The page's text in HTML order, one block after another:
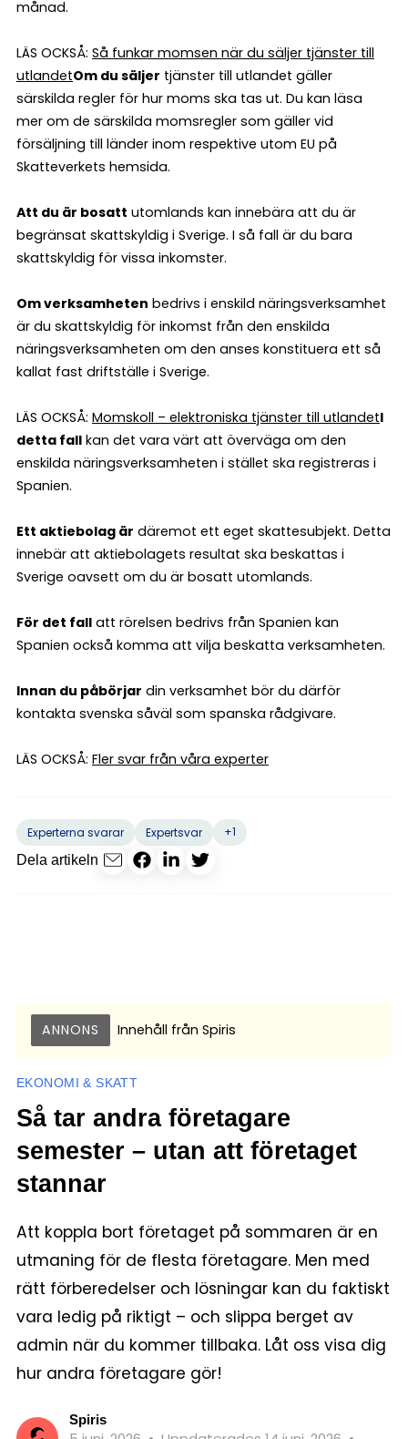
månad.
LÄS OCKSÅ: Så funkar momsen när du säljer tjänster till
utlandetOm du säljer tjänster till utlandet gäller
särskilda regler för hur moms ska tas ut. Du kan läsa
mer om de särskilda momsregler som gäller vid
försäljning till länder inom respektive utom EU på
Skatteverkets hemsida.
Att du är bosatt utomlands kan innebära att du är
begränsat skattskyldig i Sverige. I så fall är du bara
skattskyldig för vissa inkomster.
Om verksamheten bedrivs i enskild näringsverksamhet
är du skattskyldig för inkomst från den enskilda
näringsverksamheten om den anses konstituera ett så
kallat fast driftställe i Sverige.
LÄS OCKSÅ: Momskoll – elektroniska tjänster till utlandetI
detta fall kan det vara värt att överväga om den
enskilda näringsverksamheten i stället ska registreras i
Spanien.
Ett aktiebolag är däremot ett eget skattesubjekt. Detta
innebär att aktiebolagets resultat ska beskattas i
Sverige oavsett om du är bosatt utomlands.
För det fall att rörelsen bedrivs från Spanien kan
Spanien också komma att vilja beskatta verksamheten.
Innan du påbörjar din verksamhet bör du därför
kontakta svenska såväl som spanska rådgivare.
LÄS OCKSÅ: Fler svar från våra experter
Experterna svarar Expertsvar
+1
Dela artikeln
ANNONS Innehåll från Spiris
EKONOMI & SKATT
Så tar andra företagare
semester – utan att företaget
stannar
Att koppla bort företaget på sommaren är en
utmaning för de flesta företagare. Men med
rätt förberedelser och lösningar kan du faktiskt
vara ledig på riktigt – och slippa berget av
admin när du kommer tillbaka. Låt oss visa dig
hur andra företagare gör!
Spiris